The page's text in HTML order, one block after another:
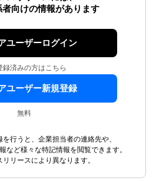
者向けの情報があります
ユーザーログイン
録済みの方はこちら
ユーザー新規登録
無料
行うと、企業担当者の連絡先や、
など様々な特記情報を閲覧できます。
リースにより異なります。